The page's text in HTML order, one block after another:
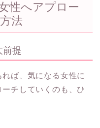
性へアプロー
法
前提
ば、気になる女性に
チしていくのも、ひ